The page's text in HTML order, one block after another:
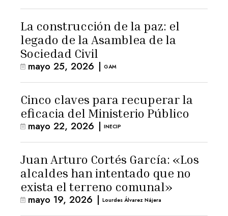
La construcción de la paz: el
legado de la Asamblea de la
Sociedad Civil
mayo 25, 2026 | GAM
Cinco claves para recuperar la
eficacia del Ministerio Público
mayo 22, 2026 | INECIP
Juan Arturo Cortés García: «Los
alcaldes han intentado que no
exista el terreno comunal»
mayo 19, 2026 | Lourdes Álvarez Nájera